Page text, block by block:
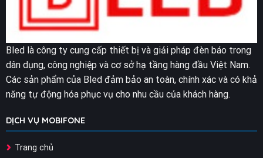
Bled là công ty cung cấp thiết bị và giải pháp đèn báo trong
dân dụng, công nghiệp và cơ sở hạ tầng hàng đầu Việt Nam.
Các sản phẩm của Bled đảm bảo an toàn, chính xác và có khả
năng tự động hóa phục vụ cho nhu cầu của khách hàng.
DỊCH VỤ MOBIFONE
Trang chủ